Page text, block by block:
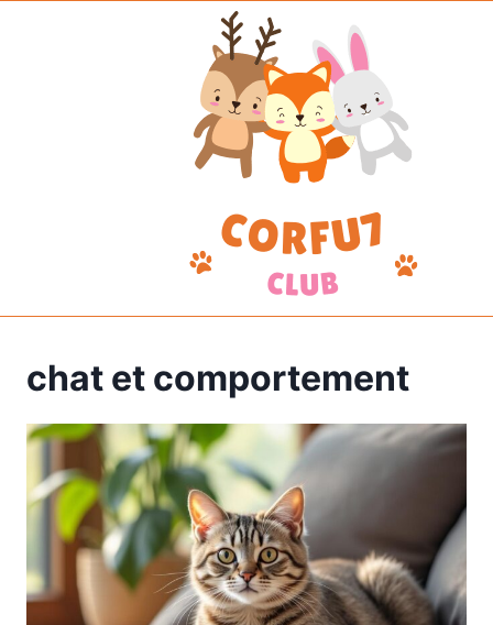
chat et comportement